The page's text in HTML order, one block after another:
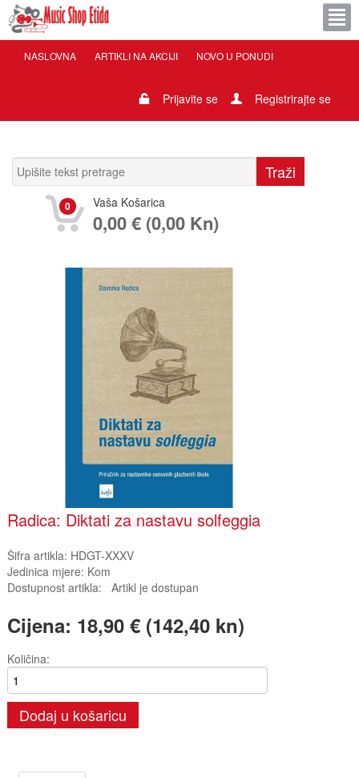
NASLOVNA ARTIKLI NA AKCIJI NOVO U PONUDI
Prijavite se Registrirajte se
0 Vaša Košarica
0,00 € (0,00 Kn)
Radica: Diktati za nastavu solfeggia
Šifra artikla: HDGT-XXXV
Jedinica mjere: Kom
Dostupnost artikla: Artikl je dostupan
Cijena: 18,90 € (142,40 kn)
Količina:
Dodaj u košaricu